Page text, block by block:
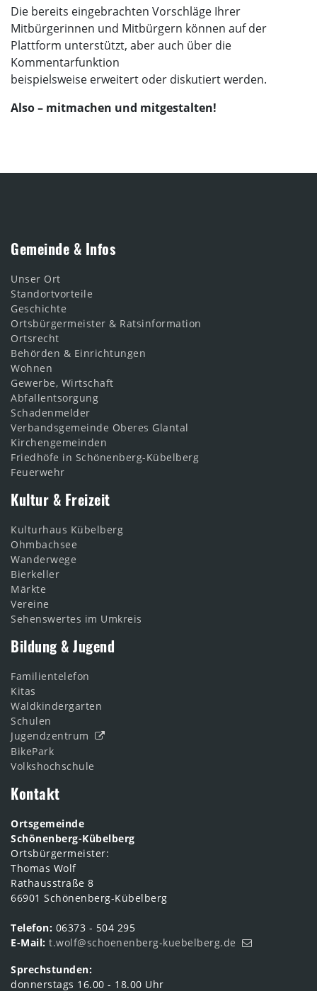
Die bereits eingebrachten Vorschläge Ihrer
Mitbürgerinnen und Mitbürgern können auf der
Plattform unterstützt, aber auch über die
Kommentarfunktion
beispielsweise erweitert oder diskutiert werden.
Also – mitmachen und mitgestalten!
Gemeinde & Infos
Unser Ort
Standortvorteile
Geschichte
Ortsbürgermeister & Ratsinformation
Ortsrecht
Behörden & Einrichtungen
Wohnen
Gewerbe, Wirtschaft
Abfallentsorgung
Schadenmelder
Verbandsgemeinde Oberes Glantal
Kirchengemeinden
Friedhöfe in Schönenberg-Kübelberg
Feuerwehr
Kultur & Freizeit
Kulturhaus Kübelberg
Ohmbachsee
Wanderwege
Bierkeller
Märkte
Vereine
Sehenswertes im Umkreis
Bildung & Jugend
Familientelefon
Kitas
Waldkindergarten
Schulen
Jugendzentrum
BikePark
Volkshochschule
Kontakt
Ortsgemeinde
Schönenberg-Kübelberg
Ortsbürgermeister:
Thomas Wolf
Rathausstraße 8
66901 Schönenberg-Kübelberg
Telefon: 06373 - 504 295
E-Mail: t.wolf@schoenenberg-kuebelberg.de
Sprechstunden:
donnerstags 16.00 - 18.00 Uhr